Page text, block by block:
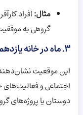
مثال:افراد
گروهی به
۳. ماه در خانه یازدهم
این موقعیت
اجتماعی و
دوستان یا پروژه‌های